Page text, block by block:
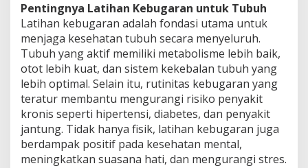
Pentingnya Latihan Kebugaran untuk Tubuh
Latihan kebugaran adalah fondasi utama untuk
menjaga kesehatan tubuh secara menyeluruh.
Tubuh yang aktif memiliki metabolisme lebih baik,
otot lebih kuat, dan sistem kekebalan tubuh yang
lebih optimal. Selain itu, rutinitas kebugaran yang
teratur membantu mengurangi risiko penyakit
kronis seperti hipertensi, diabetes, dan penyakit
jantung. Tidak hanya fisik, latihan kebugaran juga
berdampak positif pada kesehatan mental,
meningkatkan suasana hati, dan mengurangi stres.